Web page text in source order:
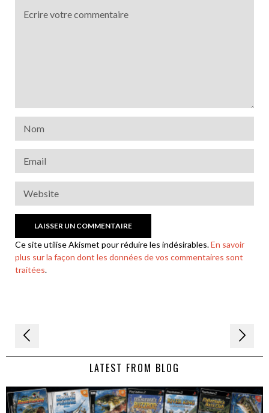
Ce site utilise Akismet pour réduire les indésirables.En savoir
plus sur la façon dont les données de vos commentaires sont
traitées.
Navigation
de LATEST FROM BLOG